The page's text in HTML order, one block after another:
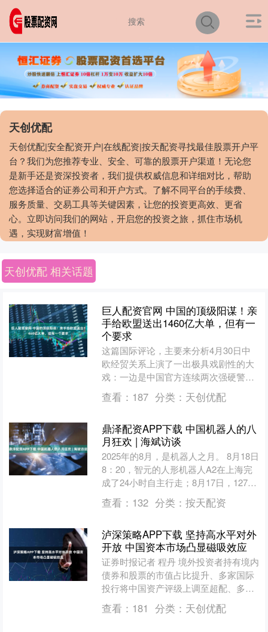
天创优配
天创优配|安全配资开户|在线配资|按天配资寻找最佳股票开户平
台？我们为您推荐专业、安全、可靠的股票开户渠道！无论您
是新手还是资深投资者，我们提供权威信息和详细对比，帮助
您选择适合的证券公司和开户方式。了解不同平台的手续费、
服务质量、交易工具等关键因素，让您的投资更高效、更省
心。立即访问我们的网站，开启您的投资之旅，抓住市场机
遇，实现财富增值！
天创优配 相关话题
巨人配资官网 中国的顶级阳谋！亲
手给欧盟送出1460亿大单，但有一
个要求
这篇国际评论，主要来分析4月30日中
欧经贸关系上演了一出极具戏剧性的大
戏：一边是中国官方连续两次强硬警告
欧盟，要求修改两部带有明显歧视性的
法案，否则将采取反制措....
查看： 187 分类： 天创优配
鼎泽配资APP下载 中国机器人的八
月狂欢 | 海斌访谈
2025年的8月，是机器人之月。 8月18日
8：20，智元的人形机器人A2在上海完
成了24小时自主行走；8月17日，127个
品牌参与的世界人形机器人运动会上，
赛....
查看： 132 分类： 按天配资
泸深策略APP下载 坚持高水平对外
开放 中国资本市场凸显磁吸效应
证券时报记者 程丹 境外投资者持有境内
债券和股票的市值占比提升、多家国际
投行将中国资产评级上调至超配、多家
外资机构加速进入中国……今年以来，
在一系列稳市场和对外....
查看： 181 分类： 天创优配